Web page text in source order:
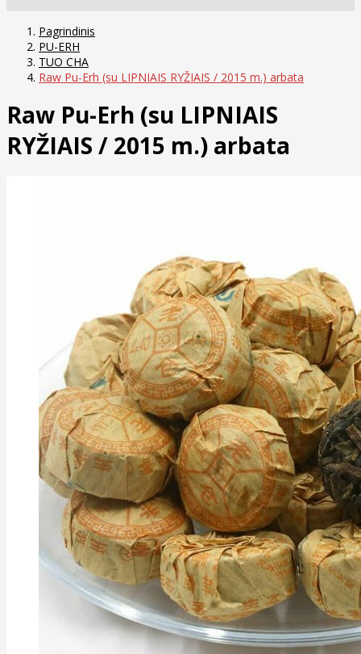
Pagrindinis
PU-ERH
TUO CHA
Raw Pu-Erh (su LIPNIAIS RYŽIAIS / 2015 m.) arbata
Raw Pu-Erh (su LIPNIAIS
RYŽIAIS / 2015 m.) arbata